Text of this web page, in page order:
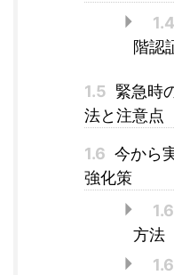
階認
1.5 緊急時
法と注意点
1.6 今から
強化策
方法